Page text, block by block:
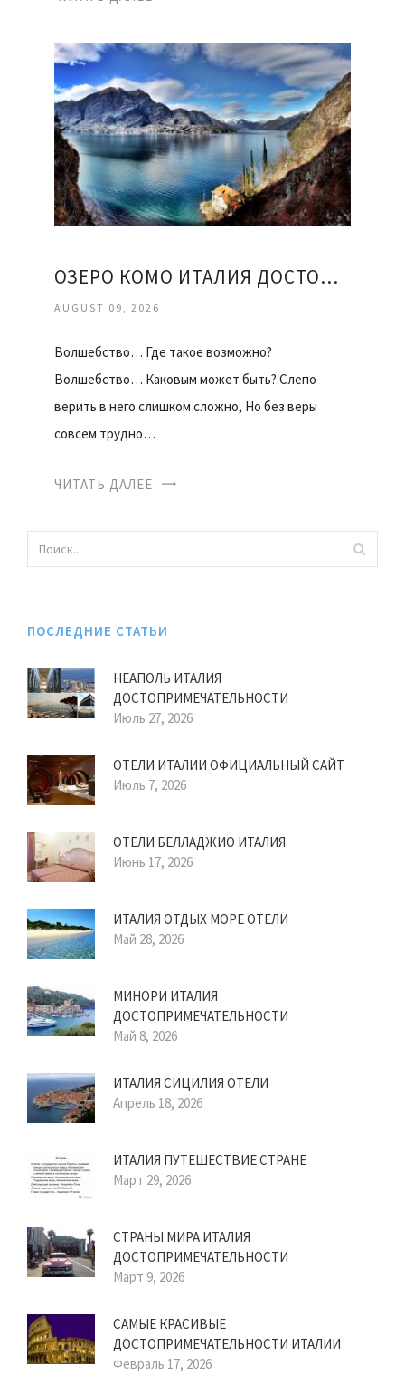
ОЗЕРО КОМО ИТАЛИЯ ДОСТОПРИМЕЧАТЕЛЬНОСТИ
AUGUST 09, 2026
Волшебство… Где такое возможно?
Волшебство… Каковым может быть? Слепо
верить в него слишком сложно, Но без веры
совсем трудно…
ЧИТАТЬ ДАЛЕЕ
ПОСЛЕДНИЕ СТАТЬИ
НЕАПОЛЬ ИТАЛИЯ
ДОСТОПРИМЕЧАТЕЛЬНОСТИ
Июль 27, 2026
ОТЕЛИ ИТАЛИИ ОФИЦИАЛЬНЫЙ САЙТ
Июль 7, 2026
ОТЕЛИ БЕЛЛАДЖИО ИТАЛИЯ
Июнь 17, 2026
ИТАЛИЯ ОТДЫХ МОРЕ ОТЕЛИ
Май 28, 2026
МИНОРИ ИТАЛИЯ
ДОСТОПРИМЕЧАТЕЛЬНОСТИ
Май 8, 2026
ИТАЛИЯ СИЦИЛИЯ ОТЕЛИ
Апрель 18, 2026
ИТАЛИЯ ПУТЕШЕСТВИЕ СТРАНЕ
Март 29, 2026
СТРАНЫ МИРА ИТАЛИЯ
ДОСТОПРИМЕЧАТЕЛЬНОСТИ
Март 9, 2026
САМЫЕ КРАСИВЫЕ
ДОСТОПРИМЕЧАТЕЛЬНОСТИ ИТАЛИИ
Февраль 17, 2026